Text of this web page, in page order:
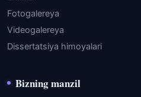
Fotogalereya
Videogalereya
Dissertatsiya himoyalari
Bizning manzil